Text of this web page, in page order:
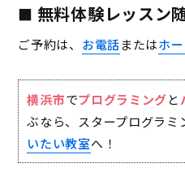
無料体験レッスン
ご予約は、 お電話またはホ
横浜市でプログラミングと
ぶなら、スタープログラミ
いたい教室へ！